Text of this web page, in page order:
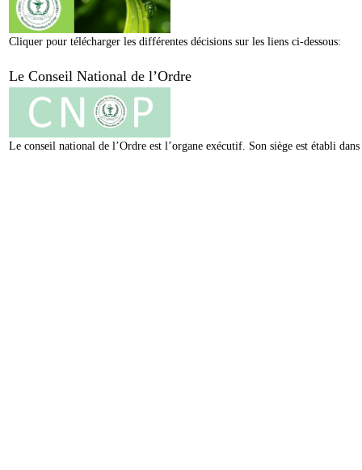
Cliquer pour télécharger les différentes décisions sur les liens ci-dessous:
Le Conseil National de l’Ordre
Le conseil national de l’Ordre est l’organe exécutif. Son siège est établi